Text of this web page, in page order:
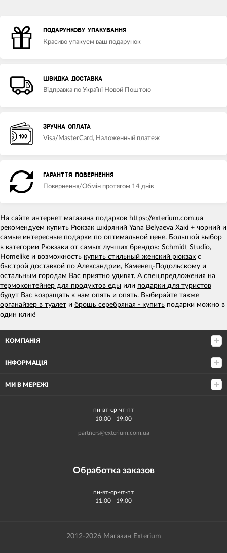
ПОДАРУНКОВУ УПАКУВАННЯ
Красиво упакуем ваш подарунок
ШВИДКА ДОСТАВКА
Відправка по Україні Новой Поштою
ЗРУЧНА ОПЛАТА
Visa/MasterCard, Наложенный платеж
ГАРАНТІЯ ПОВЕРНЕННЯ
Повернення/Обмін протягом 14 днів
На сайте интернет магазина подарков https://exterium.com.ua
рекомендуем купить Рюкзак шкіряний Yana Belyaeva Хакі + чорний и
самые интересные подарки по оптимальной цене. Большой выбор
в категории Рюкзаки от самых лучших брендов: Schmidt Studio,
Homelike и возможность купить стильный женский рюкзак с
быстрой доставкой по Александрии, Каменец-Подольскому и
остальным городам Вас приятно удивят. А спец.предложения на
термоконтейнер для продуктов еды или подарки для туристов
будут Вас возращать к нам опять и опять. Выбирайте также
органайзер в туалет и брошь серебряная - купить подарки можно в
один клик!
КОМПАНІЯ
ІНФОРМАЦІЯ
МИ В МЕРЕЖІ
пн-вт-ср-чт-пт
10:00—19:00
partners@exterium.com.ua
Обработка заказов
пн-вт-ср-чт-пт
11:00—19:00
2012-2026 Магазин Exterium